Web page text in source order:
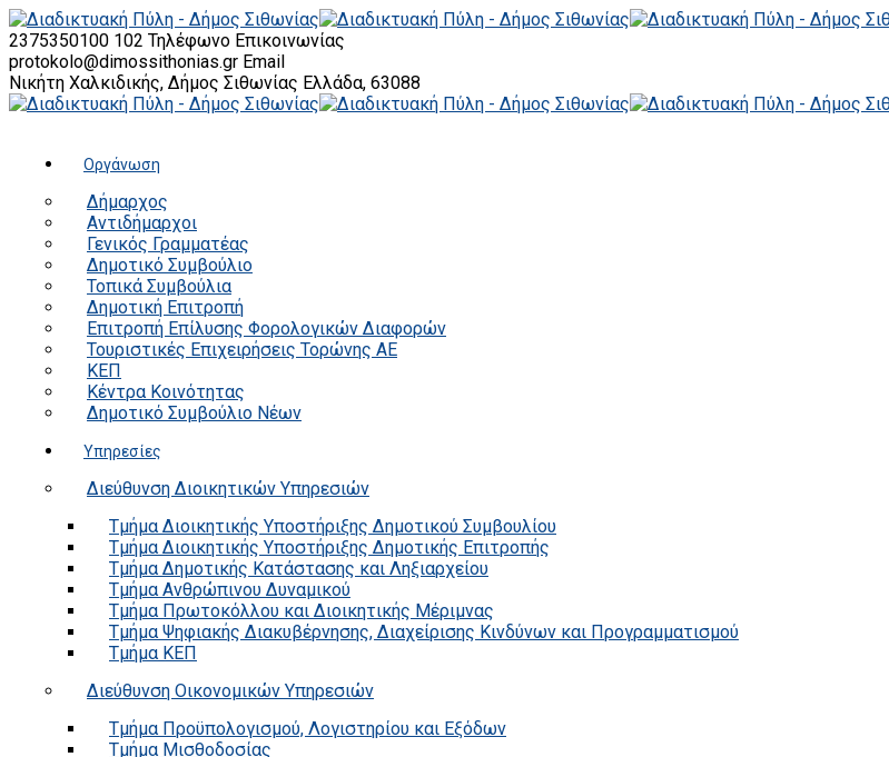
2375350100 102 Τηλέφωνο Επικοινωνίας
protokolo@dimossithonias.gr Email
Νικήτη Χαλκιδικής, Δήμος Σιθωνίας Ελλάδα, 63088
Οργάνωση
Δήμαρχος
Αντιδήμαρχοι
Γενικός Γραμματέας
Δημοτικό Συμβούλιο
Τοπικά Συμβούλια
Δημοτική Επιτροπή
Επιτροπή Επίλυσης Φορολογικών Διαφορών
Τουριστικές Επιχειρήσεις Τορώνης ΑΕ
ΚΕΠ
Κέντρα Κοινότητας
Δημοτικό Συμβούλιο Νέων
Υπηρεσίες
Διεύθυνση Διοικητικών Υπηρεσιών
Τμήμα Διοικητικής Υποστήριξης Δημοτικού Συμβουλίου
Τμήμα Διοικητικής Υποστήριξης Δημοτικής Επιτροπής
Τμήμα Δημοτικής Κατάστασης και Ληξιαρχείου
Τμήμα Ανθρώπινου Δυναμικού
Τμήμα Πρωτοκόλλου και Διοικητικής Μέριμνας
Τμήμα Ψηφιακής Διακυβέρνησης, Διαχείρισης Κινδύνων και Προγραμματισμού
Τμήμα ΚΕΠ
Διεύθυνση Οικονομικών Υπηρεσιών
Τμήμα Προϋπολογισμού, Λογιστηρίου και Εξόδων
Τμήμα Μισθοδοσίας